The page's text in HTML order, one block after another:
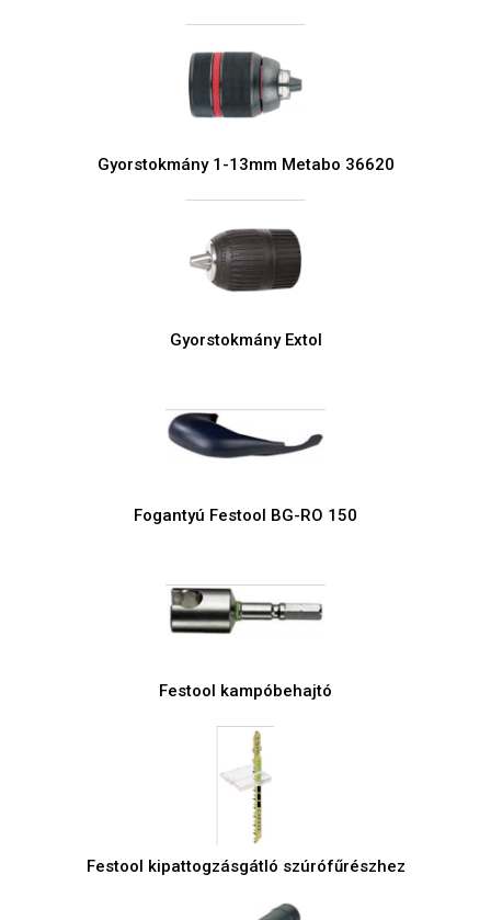
Gyorstokmány 1-13mm Metabo 36620
Gyorstokmány Extol
Fogantyú Festool BG-RO 150
Festool kampóbehajtó
Festool kipattogzásgátló szúrófűrészhez